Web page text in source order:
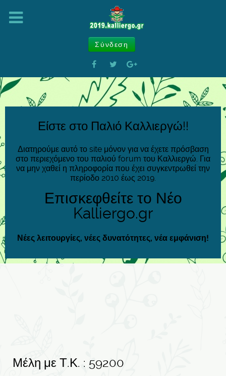
Σύνδεση
Είστε στο Παλιό Καλλιεργώ!!
Διατηρούμε αυτό το site μόνον για να έχετε πρόσβαση
στο περιεχόμενο του παλιού forum του Καλλιεργώ. Για
να μην χαθεί η πληροφορία που έχει συγκεντρωθεί την
περίοδο 2010 έως 2019.
Επισκεφθείτε το Νέο
Kalliergo.gr
Νέες λειτουργίες, νέες δυνατότητες, νέα εμφάνιση!
Μέλη με Τ.Κ. : 59200